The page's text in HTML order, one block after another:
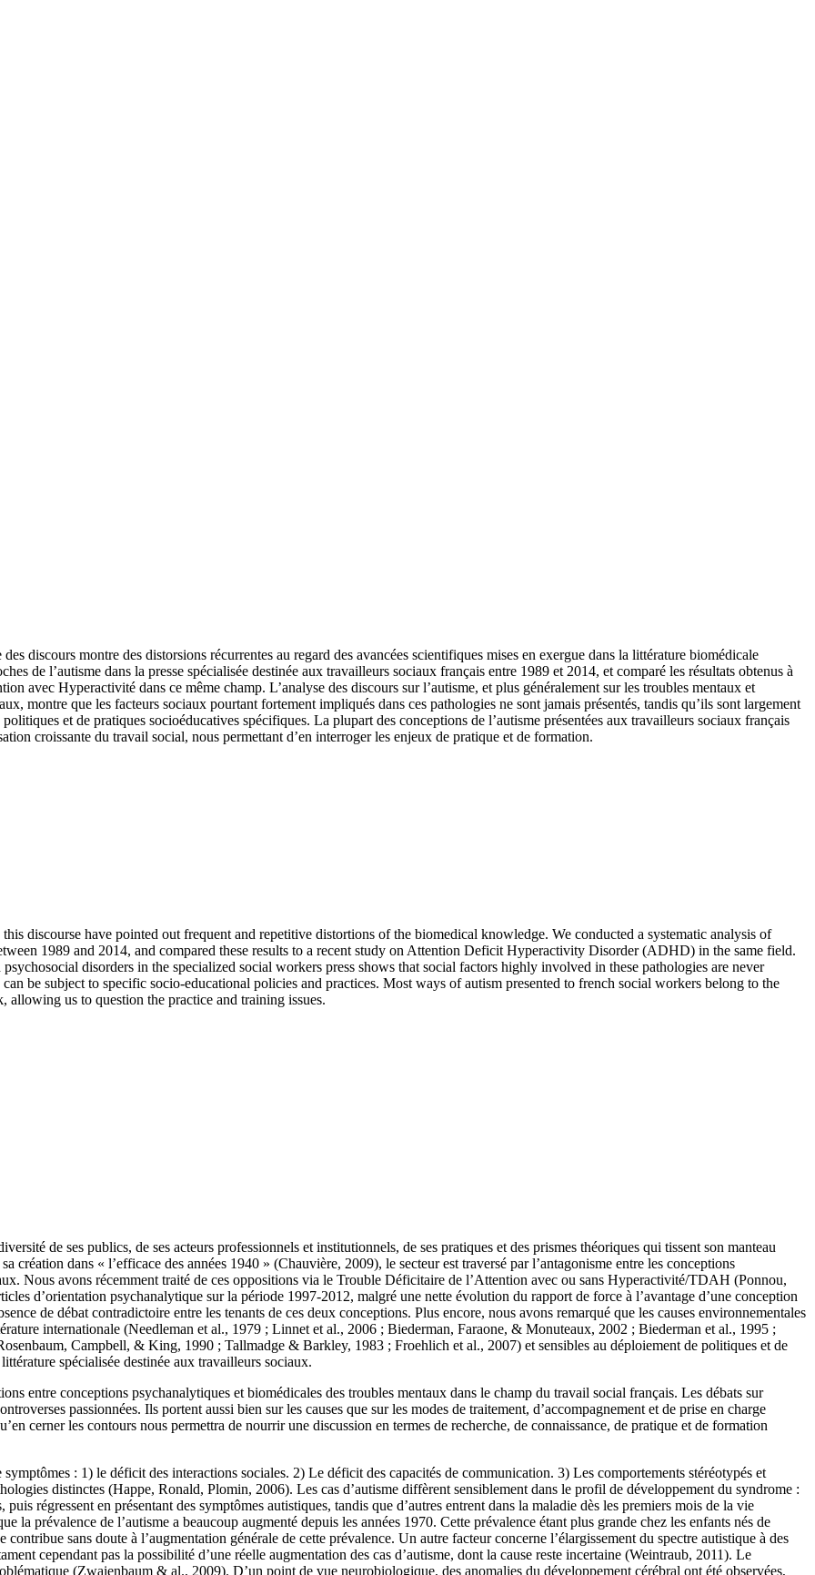
discours montre des distorsions récurrentes au regard des avancées scientifiques mises en exergue dans la littérature biomédicale
de l’autisme dans la presse spécialisée destinée aux travailleurs sociaux français entre 1989 et 2014, et comparé les résultats obtenus à
avec Hyperactivité dans ce même champ. L’analyse des discours sur l’autisme, et plus généralement sur les troubles mentaux et
montre que les facteurs sociaux pourtant fortement impliqués dans ces pathologies ne sont jamais présentés, tandis qu’ils sont largement
et de pratiques socioéducatives spécifiques. La plupart des conceptions de l’autisme présentées aux travailleurs sociaux français
croissante du travail social, nous permettant d’en interroger les enjeux de pratique et de formation.
discourse have pointed out frequent and repetitive distortions of the biomedical knowledge. We conducted a systematic analysis of
1989 and 2014, and compared these results to a recent study on Attention Deficit Hyperactivity Disorder (ADHD) in the same field.
disorders in the specialized social workers press shows that social factors highly involved in these pathologies are never
be subject to specific socio-educational policies and practices. Most ways of autism presented to french social workers belong to the
us to question the practice and training issues.
de ses publics, de ses acteurs professionnels et institutionnels, de ses pratiques et des prismes théoriques qui tissent son manteau
dans « l’efficace des années 1940 » (Chauvière, 2009), le secteur est traversé par l’antagonisme entre les conceptions
Nous avons récemment traité de ces oppositions via le Trouble Déficitaire de l’Attention avec ou sans Hyperactivité/TDAH (Ponnou,
d’orientation psychanalytique sur la période 1997-2012, malgré une nette évolution du rapport de force à l’avantage d’une conception
de débat contradictoire entre les tenants de ces deux conceptions. Plus encore, nous avons remarqué que les causes environnementales
internationale (Needleman et al., 1979 ; Linnet et al., 2006 ; Biederman, Faraone, & Monuteaux, 2002 ; Biederman et al., 1995 ;
Campbell, & King, 1990 ; Tallmadge & Barkley, 1983 ; Froehlich et al., 2007) et sensibles au déploiement de politiques et de
spécialisée destinée aux travailleurs sociaux.
entre conceptions psychanalytiques et biomédicales des troubles mentaux dans le champ du travail social français. Les débats sur
passionnées. Ils portent aussi bien sur les causes que sur les modes de traitement, d’accompagnement et de prise en charge
cerner les contours nous permettra de nourrir une discussion en termes de recherche, de connaissance, de pratique et de formation
: 1) le déficit des interactions sociales. 2) Le déficit des capacités de communication. 3) Les comportements stéréotypés et
distinctes (Happe, Ronald, Plomin, 2006). Les cas d’autisme diffèrent sensiblement dans le profil de développement du syndrome :
régressent en présentant des symptômes autistiques, tandis que d’autres entrent dans la maladie dès les premiers mois de la vie
la prévalence de l’autisme a beaucoup augmenté depuis les années 1970. Cette prévalence étant plus grande chez les enfants nés de
contribue sans doute à l’augmentation générale de cette prévalence. Un autre facteur concerne l’élargissement du spectre autistique à des
cependant pas la possibilité d’une réelle augmentation des cas d’autisme, dont la cause reste incertaine (Weintraub, 2011). Le
(Zwaienbaum & al., 2009). D’un point de vue neurobiologique, des anomalies du développement cérébral ont été observées,